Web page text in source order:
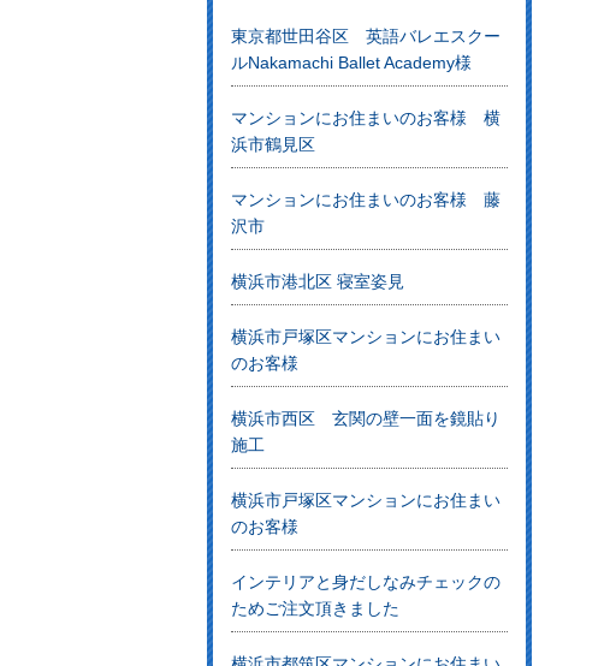
東京都世田谷区 英語バレエスクー
ルNakamachi Ballet Academy様
マンションにお住まいのお客様 横
浜市鶴見区
マンションにお住まいのお客様 藤
沢市
横浜市港北区 寝室姿見
横浜市戸塚区マンションにお住まい
のお客様
横浜市西区 玄関の壁一面を鏡貼り
施工
横浜市戸塚区マンションにお住まい
のお客様
インテリアと身だしなみチェックの
ためご注文頂きました